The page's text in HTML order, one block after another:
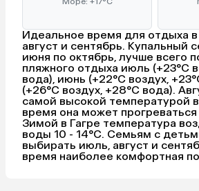
Идеальное время для отдыха в
август и сентябрь. Купальный
июня по октябрь, лучше всего
пляжного отдыха июль (+23°C
вода), июнь (+22°C воздух,
(+26°C воздух, +28°C вода).
самой высокой температурой
время она может
Зимой в Гагре температура
воды 10 - 14°C. Семьям с
выбирать июль, август и
время наиболее комфортная